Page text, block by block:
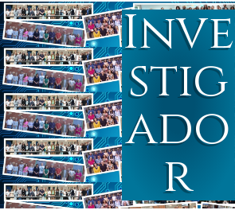
Inve
stig
ado
r